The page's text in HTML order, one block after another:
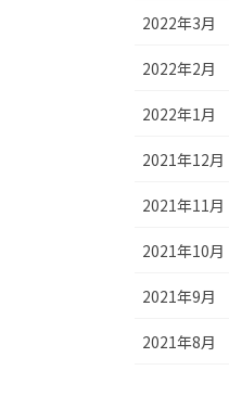
2022年3月
2022年2月
2022年1月
2021年12月
2021年11月
2021年10月
2021年9月
2021年8月